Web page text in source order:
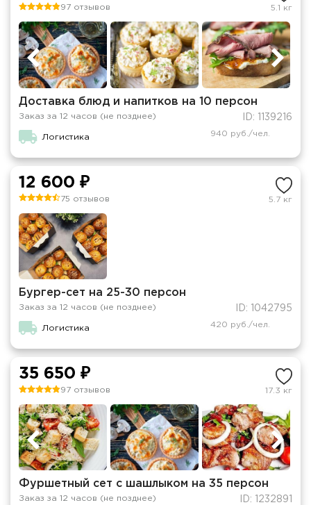
97 отзывов 5.1 кг
Доставка блюд и напитков на 10 персон
Заказ за 12 часов (не позднее) ID: 1139216
Логистика 940 руб./чел.
12 600 ₽
75 отзывов 5.7 кг
Бургер-сет на 25-30 персон
Заказ за 12 часов (не позднее) ID: 1042795
Логистика 420 руб./чел.
35 650 ₽
97 отзывов 17.3 кг
Фуршетный сет с шашлыком на 35 персон
Заказ за 12 часов (не позднее) ID: 1232891